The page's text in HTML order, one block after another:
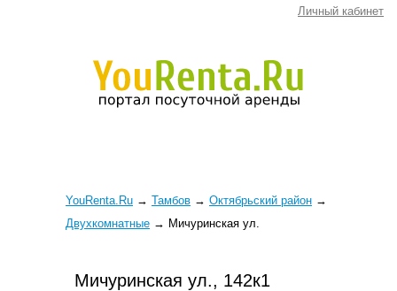
Личный кабинет
YouRenta.Ru → Тамбов → Октябрьский район →
Двухкомнатные → Мичуринская ул.
Мичуринская ул., 142к1